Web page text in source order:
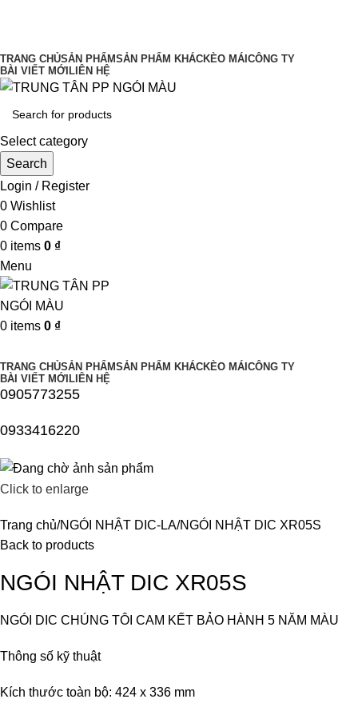
TRANG CHỦSẢN PHẨMSẢN PHẨM KHÁCKÈO MÁI CÔNG TY
BÀI VIẾT MỚI LIÊN HỆ
Select category
Search
Login / Register
0 Wishlist
0 Compare
0 items 0 ₫
Menu
0 items 0 ₫
TRANG CHỦSẢN PHẨMSẢN PHẨM KHÁCKÈO MÁI CÔNG TY
BÀI VIẾT MỚI LIÊN HỆ
0905773255
0933416220
Click to enlarge
Trang chủ NGÓI NHẬT DIC-LA NGÓI NHẬT DIC XR05S
Back to products
NGÓI NHẬT DIC XR05S
NGÓI DIC CHÚNG TÔI CAM KẾT BẢO HÀNH 5 NĂM MÀU
Thông số kỹ thuật
Kích thước toàn bộ: 424 x 336 mm